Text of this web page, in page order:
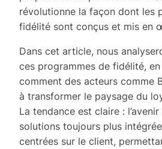
révolutionne la façon dont les
fidélité sont conçus et mis en
Dans cet article, nous
ces programmes de fidélité,
comment des acteurs comme
à transformer le paysage du
La tendance est claire :
solutions toujours plus
centrées sur le client,